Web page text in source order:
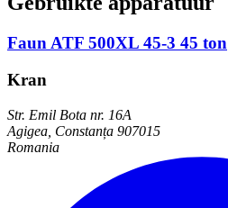
Faun ATF 500XL 45-3 45 ton
Kran
Str. Emil Bota nr. 16A
Agigea, Constanța 907015
Romania